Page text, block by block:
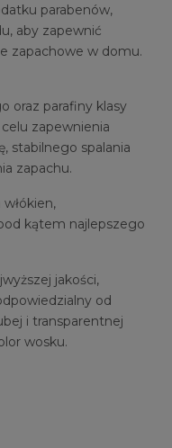
parabenów,
aby zapewnić
zapachowe w domu.
oraz parafiny klasy
zapewnienia
stabilnego spalania
zapachu.
kątem najlepszego
jakości,
od
i transparentnej
wosku.